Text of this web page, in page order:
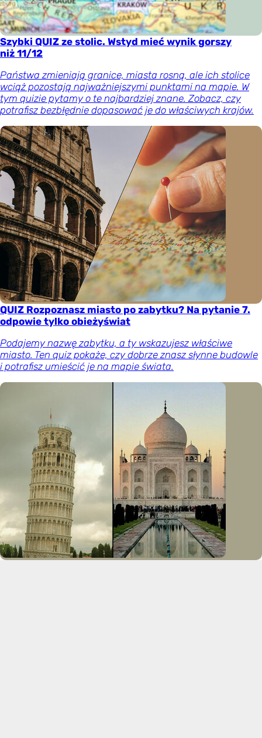
Szybki QUIZ ze stolic. Wstyd mieć wynik gorszy
niż 11/12
Państwa zmieniają granice, miasta rosną, ale ich stolice
wciąż pozostają najważniejszymi punktami na mapie. W
tym quizie pytamy o te najbardziej znane. Zobacz, czy
potrafisz bezbłędnie dopasować je do właściwych krajów.
QUIZ Rozpoznasz miasto po zabytku? Na pytanie 7.
odpowie tylko obieżyświat
Podajemy nazwę zabytku, a ty wskazujesz właściwe
miasto. Ten quiz pokaże, czy dobrze znasz słynne budowle
i potrafisz umieścić je na mapie świata.